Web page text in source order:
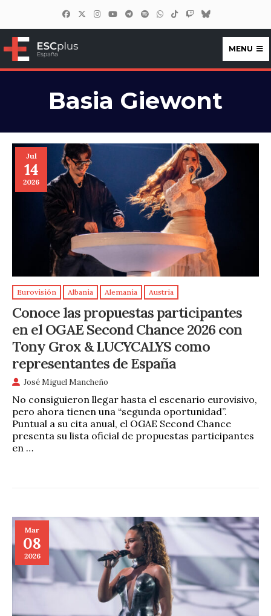
ESCplus España
MENU
Basia Giewont
Jul
14
2026
Eurovisión Albania Alemania Austria
Conoce las propuestas participantes
en el OGAE Second Chance 2026 con
Tony Grox & LUCYCALYS como
representantes de España
José Miguel Mancheño
No consiguieron llegar hasta el escenario eurovisivo,
pero ahora tienen una “segunda oportunidad”.
Puntual a su cita anual, el OGAE Second Chance
presenta su lista oficial de propuestas participantes
en …
Mar
08
2026